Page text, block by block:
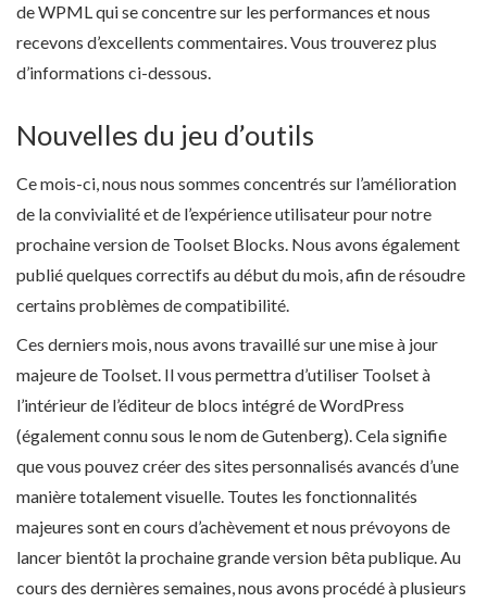
de WPML qui se concentre sur les performances et nous
recevons d’excellents commentaires. Vous trouverez plus
d’informations ci-dessous.
Nouvelles du jeu d’outils
Ce mois-ci, nous nous sommes concentrés sur l’amélioration
de la convivialité et de l’expérience utilisateur pour notre
prochaine version de Toolset Blocks. Nous avons également
publié quelques correctifs au début du mois, afin de résoudre
certains problèmes de compatibilité.
Ces derniers mois, nous avons travaillé sur une mise à jour
majeure de Toolset. Il vous permettra d’utiliser Toolset à
l’intérieur de l’éditeur de blocs intégré de WordPress
(également connu sous le nom de Gutenberg). Cela signifie
que vous pouvez créer des sites personnalisés avancés d’une
manière totalement visuelle. Toutes les fonctionnalités
majeures sont en cours d’achèvement et nous prévoyons de
lancer bientôt la prochaine grande version bêta publique. Au
cours des dernières semaines, nous avons procédé à plusieurs